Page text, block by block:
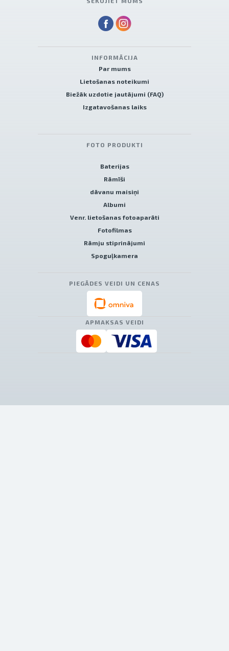
INFORMĀCIJA
Par mums
Lietošanas noteikumi
Biežāk uzdotie jautājumi (FAQ)
Izgatavošanas laiks
FOTO PRODUKTI
Baterijas
Rāmīši
dāvanu maisiņi
Albumi
Venr. lietošanas fotoaparāti
Fotofilmas
Rāmju stiprinājumi
Spoguļkamera
PIEGĀDES VEIDI UN CENAS
APMAKSAS VEIDI